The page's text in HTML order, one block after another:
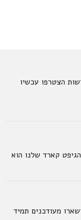
הצטרפו עכשיו
קארד שלנו הוא
מעודכנים תמיד